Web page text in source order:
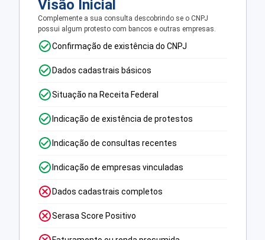
Visão Inicial
Complemente a sua consulta descobrindo se o CNPJ
possui algum protesto com bancos e outras empresas.
Confirmação de existência do CNPJ
Dados cadastrais básicos
Situação na Receita Federal
Indicação de existência de protestos
Indicação de consultas recentes
Indicação de empresas vinculadas
Dados cadastrais completos
Serasa Score Positivo